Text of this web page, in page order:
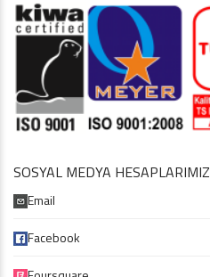
SOSYAL MEDYA HESAPLARIMIZ
Email
Facebook